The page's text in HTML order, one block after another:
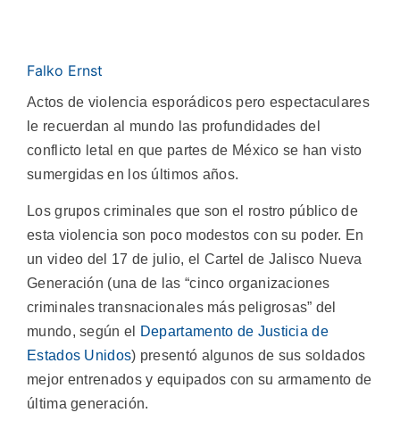
Falko Ernst
Actos de violencia esporádicos pero espectaculares
le recuerdan al mundo las profundidades del
conflicto letal en que partes de México se han visto
sumergidas en los últimos años.
Los grupos criminales que son el rostro público de
esta violencia son poco modestos con su poder. En
un video del 17 de julio, el Cartel de Jalisco Nueva
Generación (una de las “cinco organizaciones
criminales transnacionales más peligrosas” del
mundo, según el
Departamento de Justicia de
Estados Unidos) presentó algunos de sus soldados
mejor entrenados y equipados con su armamento de
última generación.